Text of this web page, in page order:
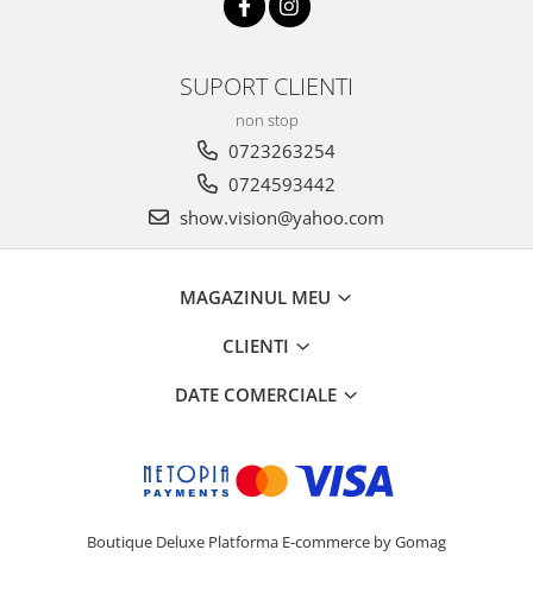
SUPORT CLIENTI
non stop
0723263254
0724593442
show.vision@yahoo.com
MAGAZINUL MEU
CLIENTI
DATE COMERCIALE
Boutique Deluxe Platforma E-commerce by Gomag